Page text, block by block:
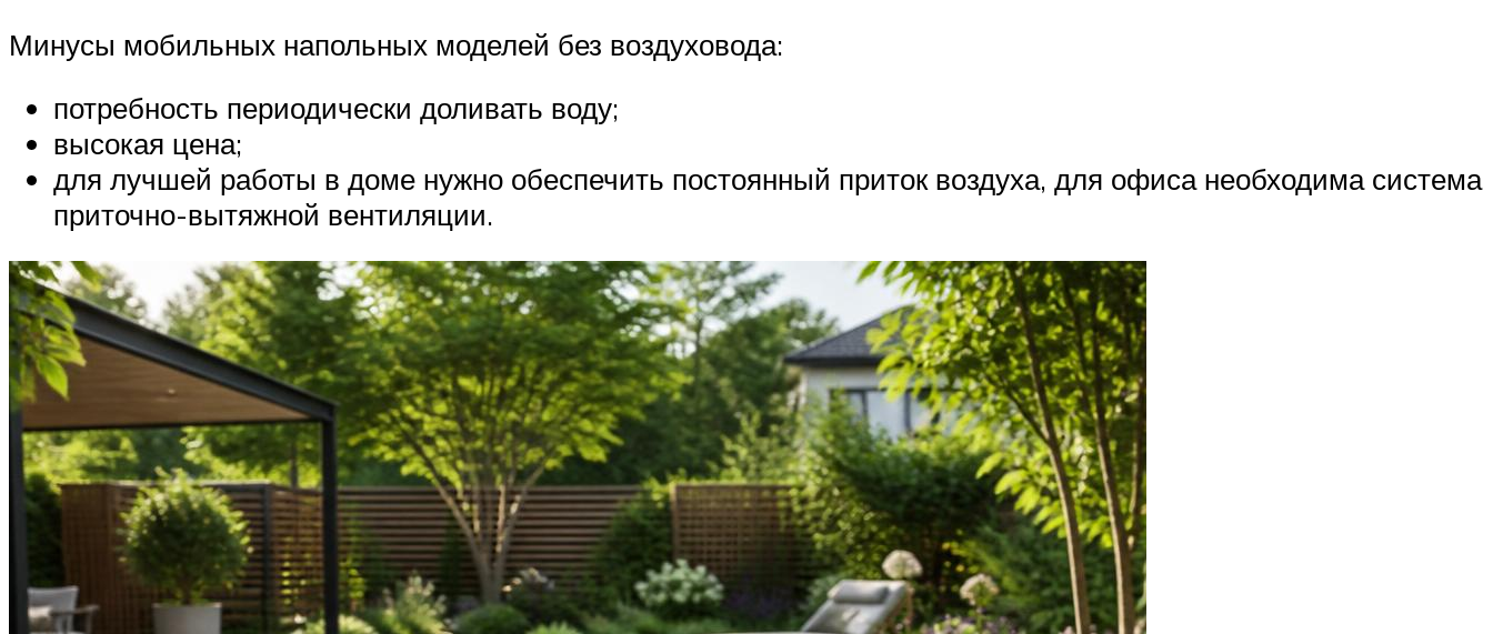
Минусы мобильных напольных моделей без воздуховода:
потребность периодически доливать воду;
высокая цена;
для лучшей работы в доме нужно обеспечить постоянный приток воздуха, для офиса необходима система
приточно-вытяжной вентиляции.